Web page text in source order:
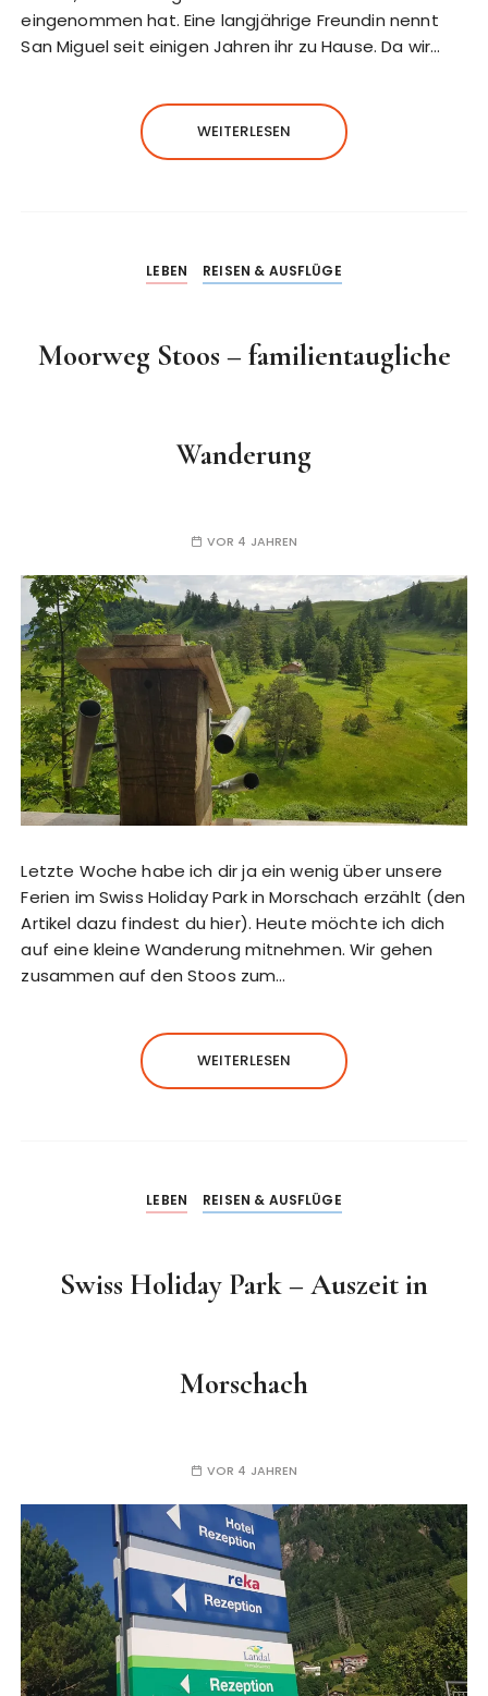
eingenommen hat. Eine langjährige Freundin nennt
San Miguel seit einigen Jahren ihr zu Hause. Da wir…
WEITERLESEN
LEBEN REISEN & AUSFLÜGE
Moorweg Stoos – familientaugliche
Wanderung
VOR 4 JAHREN
Letzte Woche habe ich dir ja ein wenig über unsere
Ferien im Swiss Holiday Park in Morschach erzählt (den
Artikel dazu findest du hier). Heute möchte ich dich
auf eine kleine Wanderung mitnehmen. Wir gehen
zusammen auf den Stoos zum…
WEITERLESEN
LEBEN REISEN & AUSFLÜGE
Swiss Holiday Park – Auszeit in
Morschach
VOR 4 JAHREN